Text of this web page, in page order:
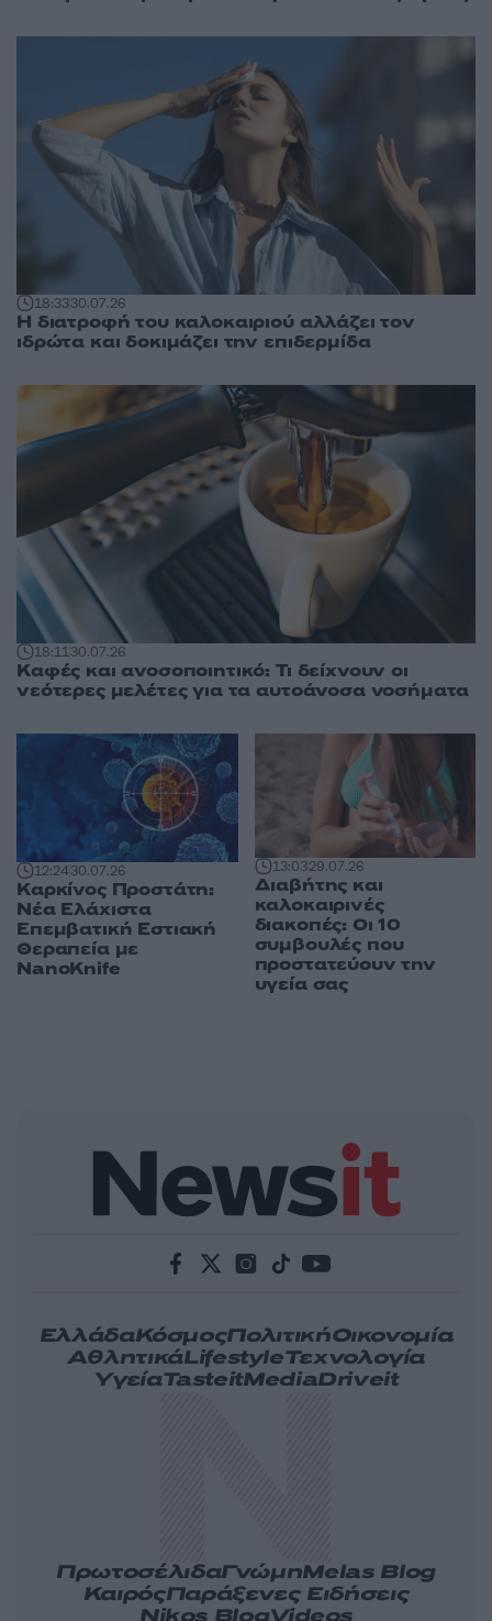
18:3330.07.26
Η διατροφή του καλοκαιριού αλλάζει τον
ιδρώτα και δοκιμάζει την επιδερμίδα
18:1130.07.26
Καφές και ανοσοποιητικό: Τι δείχνουν οι
νεότερες μελέτες για τα αυτοάνοσα νοσήματα
12:2430.07.26
Καρκίνος Προστάτη:
Νέα Ελάχιστα
Επεμβατική Εστιακή
Θεραπεία με
NanoKnife
13:0329.07.26
Διαβήτης και
καλοκαιρινές
διακοπές: Οι 10
συμβουλές που
προστατεύουν την
υγεία σας
ΕλλάδαΚόσμοςΠολιτικήΟικονομία
ΑθλητικάLifestyleΤεχνολογία
ΥγείαTasteitMediaDriveit
ΠρωτοσέλιδαΓνώμηMelas Blog
ΚαιρόςΠαράξενες Ειδήσεις